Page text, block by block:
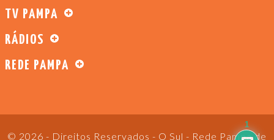
TV PAMPA
RÁDIOS
REDE PAMPA
© 2026 - Direitos Reservados - O Sul - Rede Pampa de
1